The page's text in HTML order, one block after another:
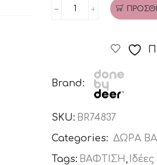
Deer
Friends
Powder
Brand:
SKU: BR74837
Categories: ΔΩΡΑ
Tags: ΒΑΦΤΙΣΗ ,